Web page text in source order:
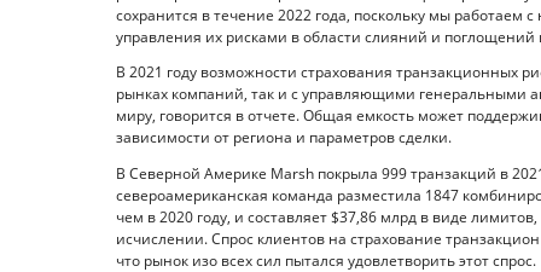
сохранится в течение 2022 года, поскольку мы
управления их рисками в области слияний и
В 2021 году возможности страхования транзакционных
рынках компаний, так и с управляющими генеральными
миру, говорится в отчете. Общая емкость может
зависимости от региона и параметров сделки.
В Северной Америке Marsh покрыла 999 транзакций в
североамериканская команда разместила 1847
чем в 2020 году, и составляет $37,86 млрд в виде
исчислении. Спрос клиентов на страхование
что рынок изо всех сил пытался удовлетворить этот спрос.